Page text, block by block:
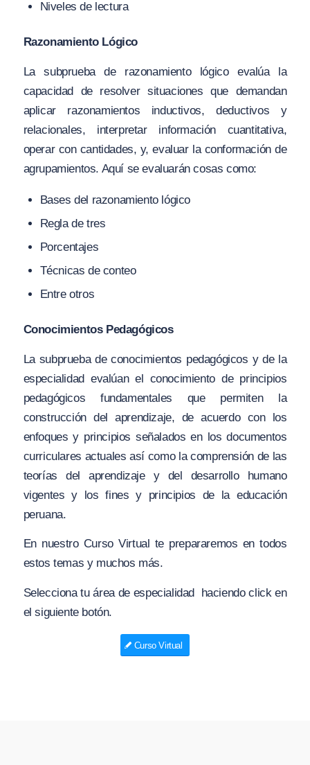
Niveles de lectura
Razonamiento Lógico
La subprueba de razonamiento lógico evalúa la
capacidad de resolver situaciones que demandan
aplicar razonamientos inductivos, deductivos y
relacionales, interpretar información cuantitativa,
operar con cantidades, y, evaluar la conformación de
agrupamientos. Aquí se evaluarán cosas como:
Bases del razonamiento lógico
Regla de tres
Porcentajes
Técnicas de conteo
Entre otros
Conocimientos Pedagógicos
La subprueba de conocimientos pedagógicos y de la
especialidad evalúan el conocimiento de principios
pedagógicos fundamentales que permiten la
construcción del aprendizaje, de acuerdo con los
enfoques y principios señalados en los documentos
curriculares actuales así como la comprensión de las
teorías del aprendizaje y del desarrollo humano
vigentes y los fines y principios de la educación
peruana.
En nuestro Curso Virtual te prepararemos en todos
estos temas y muchos más.
Selecciona tu área de especialidad haciendo click en
el siguiente botón.
Curso Virtual